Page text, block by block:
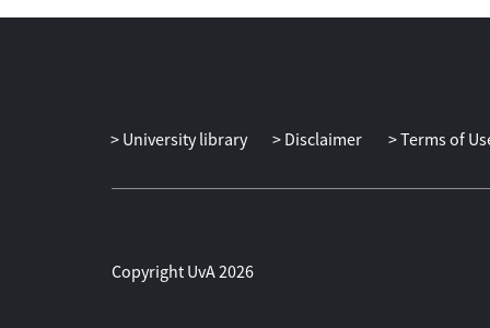
van
University library Disclaimer Terms of
Copyright UvA 2026